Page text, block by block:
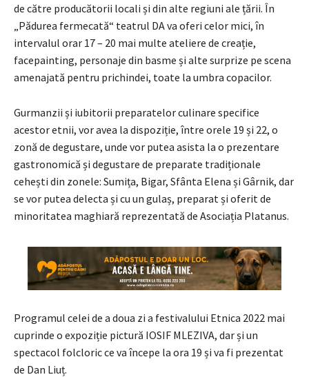
de către producătorii locali și din alte regiuni ale țării. În
„Pădurea fermecată“ teatrul DA va oferi celor mici, în
intervalul orar 17 – 20 mai multe ateliere de creație,
facepainting, personaje din basme și alte surprize pe scena
amenajată pentru prichindei, toate la umbra copacilor.
Gurmanzii și iubitorii preparatelor culinare specifice
acestor etnii, vor avea la dispoziție, între orele 19 și 22, o
zonă de degustare, unde vor putea asista la o prezentare
gastronomică și degustare de preparate tradiționale
cehești din zonele: Sumița, Bigar, Sfânta Elena și Gârnik, dar
se vor putea delecta și cu un gulaș, preparat și oferit de
minoritatea maghiară reprezentată de Asociația Platanus.
Programul celei de a doua zi a festivalului Etnica 2022 mai
cuprinde o expoziție pictură IOSIF MLEZIVA, dar și un
spectacol folcloric ce va începe la ora 19 și va fi prezentat
de Dan Liuț.